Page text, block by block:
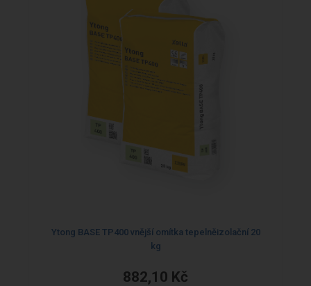
Ytong BASE TP400 vnější omítka tepelněizolační 20
kg
882,10 Kč